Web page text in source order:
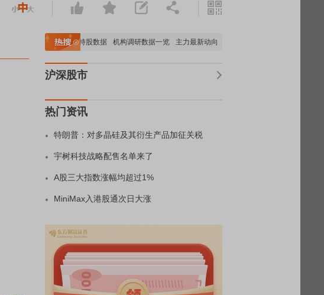
重要机构持股数据 机构调研数据一览 主力最新动向 上市公司限售股解禁一览
沪深股市
热门资讯
特朗普：对多晶硅及其衍生产品加征关税
宇树科技战略配售名单来了
A股三大指数涨幅均超过1%
MiniMax入港股通次日大涨